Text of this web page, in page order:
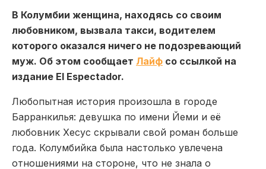
В Колумбии женщина, находясь со своим
любовником, вызвала такси, водителем
которого оказался ничего не подозревающий
муж. Об этом сообщает Лайф со ссылкой на
издание El Espectador.
Любопытная история произошла в городе
Барранкилья: девушка по имени Йеми и её
любовник Хесус скрывали свой роман больше
года. Колумбийка была настолько увлечена
отношениями на стороне, что не знала о